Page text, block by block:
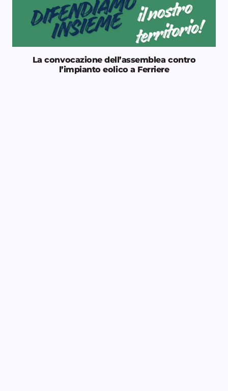
La convocazione dell’assemblea contro
l’impianto eolico a Ferriere